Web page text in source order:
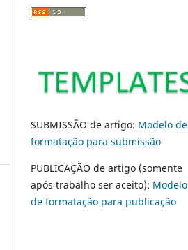
SUBMISSÃO de artigo: Modelo de
formatação para submissão
PUBLICAÇÃO de artigo (somente
após trabalho ser aceito): Modelo
de formatação para publicação